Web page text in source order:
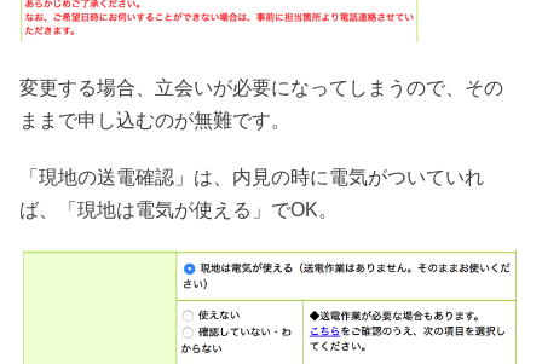
変更する場合、立会いが必要になってしまうので、その
ままで申し込むのが無難です。
「現地の送電確認」は、内見の時に電気がついていれ
ば、「現地は電気が使える」でOK。